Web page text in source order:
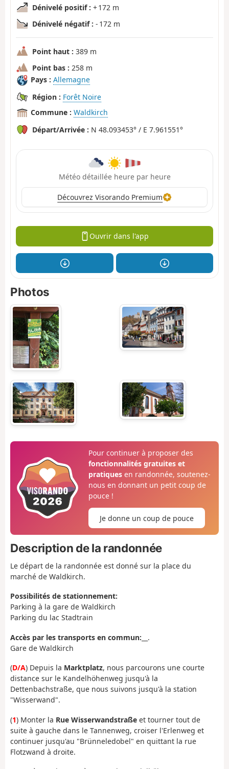
Dénivelé positif : + 172 m
Dénivelé négatif : - 172 m
Point haut : 389 m
Point bas : 258 m
Pays : Allemagne
Région : Forêt Noire
Commune : Waldkirch
Départ/Arrivée : N 48.093453° / E 7.961551°
Météo détaillée heure par heure
Découvrez Visorando Premium
Ouvrir dans l'app
Photos
Pour continuer à proposer des
fonctionnalités gratuites et
pratiquesen randonnée, soutenez-
nous en donnant un petit coup de
pouce !
Je donne un coup de pouce
Description de la randonnée
Le départ de la randonnée est donné sur la place du
marché de Waldkirch.
Possibilités de stationnement:
Parking à la gare de Waldkirch
Parking du lac Stadtrain
Accès par les transports en commun: __.
Gare de Waldkirch
(D/A) Depuis la Marktplatz, nous parcourons une courte
distance sur le Kandelhöhenweg jusqu'à la
Dettenbachstraße, que nous suivons jusqu'à la station
"Wisserwand".
(1) Monter la Rue Wisserwandstraße et tourner tout de
suite à gauche dans le Tannenweg, croiser l'Erlenweg et
continuer jusqu'au "Brünneledobel" en quittant la rue
Flotzwand à droite.